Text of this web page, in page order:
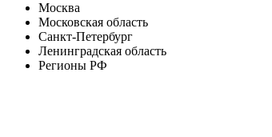
Москва
Московская область
Санкт-Петербург
Ленинградская область
Регионы РФ